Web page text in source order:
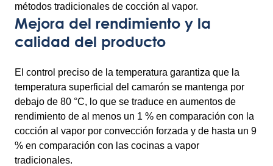
métodos tradicionales de cocción al vapor.
Mejora del rendimiento y la
calidad del producto
El control preciso de la temperatura garantiza que la
temperatura superficial del camarón se mantenga por
debajo de 80 °C, lo que se traduce en aumentos de
rendimiento de al menos un 1 % en comparación con la
cocción al vapor por convección forzada y de hasta un 9
% en comparación con las cocinas a vapor
tradicionales.